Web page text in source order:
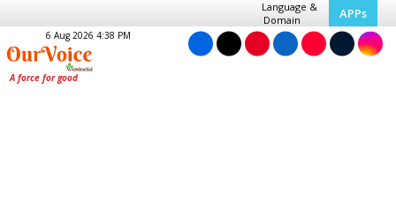
Language &
Domain
APPs
6 Aug 2026 4:38 PM